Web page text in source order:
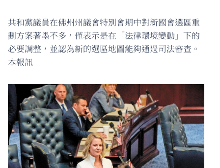
共和黨議員在佛州州議會特別會期中對新國會選區重
劃方案著墨不多，僅表示是在「法律環境變動」下的
必要調整，並認為新的選區地圖能夠通過司法審查。
本報訊